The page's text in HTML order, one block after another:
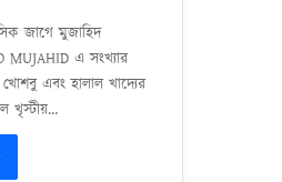
জাগে মুজাহিদ
MUJAHID এ সংখ্যার
এবং হালাল খাদ্যের
খৃস্টীয়…